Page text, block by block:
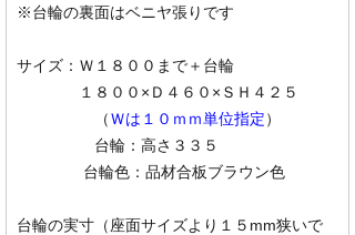
※台輪の裏面はベニヤ張りです
サイズ：Ｗ１８００まで＋台輪
１８００×Ｄ４６０×ＳＨ４２５
（Ｗは１０ｍｍ単位指定）
台輪：高さ３３５
台輪色：品材合板ブラウン色
台輪の実寸（座面サイズより１５mm狭いで